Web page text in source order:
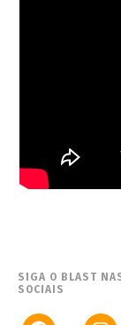
SIGA O BLAST
SOCIAIS